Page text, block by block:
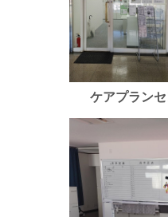
ケアプラン